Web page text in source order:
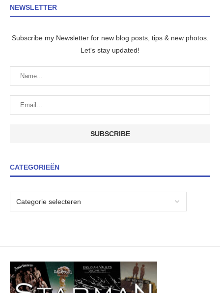
NEWSLETTER
Subscribe my Newsletter for new blog posts, tips & new photos.
Let's stay updated!
CATEGORIEËN